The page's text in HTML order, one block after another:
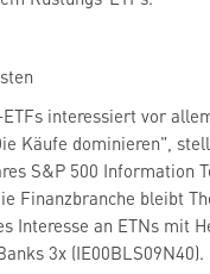
interessiert vor
Käufe dominieren",
S&P 500 Information
Finanzbranche bleibt
Interesse an ETNs mit
3x (IE00BLS09N40).